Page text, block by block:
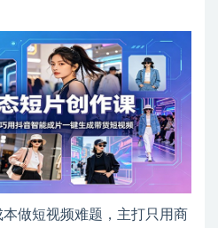
做短视频难题，主打只用商